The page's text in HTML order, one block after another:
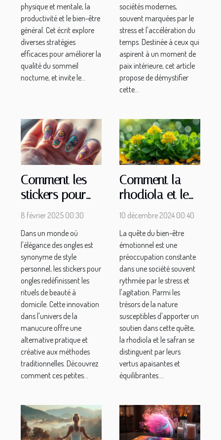
physique et mentale, la
productivité et le bien-être
général. Cet écrit explore
diverses stratégies
efficaces pour améliorer la
qualité du sommeil
nocturne, et invite le...
sociétés modernes,
souvent marquées par le
stress et l'accélération du
temps. Destinée à ceux qui
aspirent à un moment de
paix intérieure, cet article
propose de démystifier
cette...
Comment les
stickers pour
ongles
la manucure à
domicile
8 février 2025 00:30
Dans un monde où
l'élégance des ongles est
synonyme de style
personnel, les stickers pour
ongles redéfinissent les
rituels de beauté à
domicile. Cette innovation
dans l'univers de la
manucure offre une
alternative pratique et
créative aux méthodes
traditionnelles. Découvrez
comment ces petites...
Comment la
rhodiola et le
safran
l'équilibre
émotionnel
10 décembre 2024 00:40
La quête du bien-être
émotionnel est une
préoccupation constante
dans une société souvent
rythmée par le stress et
l'agitation. Parmi les
trésors de la nature
susceptibles d'apporter un
soutien dans cette quête,
la rhodiola et le safran se
distinguent par leurs
vertus apaisantes et
équilibrantes....